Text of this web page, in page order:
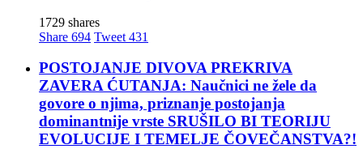
1729 shares
Share 694 Tweet 431
POSTOJANJE DIVOVA PREKRIVA
ZAVERA ĆUTANJA: Naučnici ne žele da
govore o njima, priznanje postojanja
dominantnije vrste SRUŠILO BI TEORIJU
EVOLUCIJE I TEMELJE ČOVEČANSTVA?!